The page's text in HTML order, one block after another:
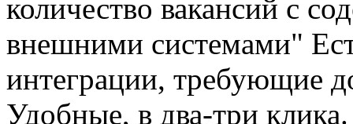
количество вакансий с
внешними системами"
интеграции, требующие
Удобные, в два-три